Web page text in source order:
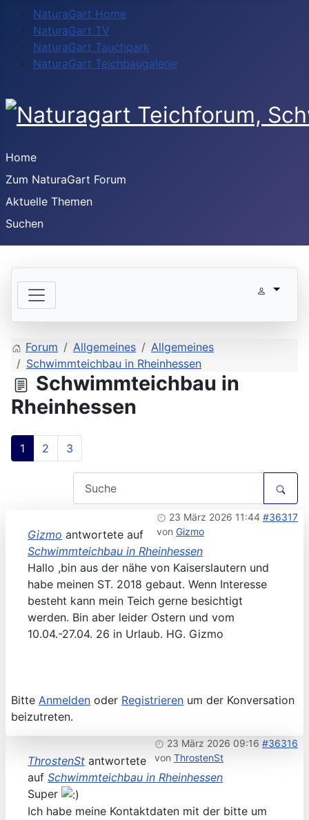
NaturaGart Home
NaturaGart TV
NaturaGart Tauchpark
NaturaGart Teichbaugalerie
Home
Zum NaturaGart Forum
Aktuelle Themen
Suchen
Forum Allgemeines
Allgemeines
Schwimmteichbau in Rheinhessen
Schwimmteichbau in
Rheinhessen
1 2 3
23 März 2026 11:44 #36317
von Gizmo
Gizmo antwortete auf
Schwimmteichbau in Rheinhessen
Hallo ,bin aus der nähe von Kaiserslautern und
habe meinen ST. 2018 gebaut. Wenn Interesse
besteht kann mein Teich gerne besichtigt
werden. Bin aber leider Ostern und vom
10.04.-27.04. 26 in Urlaub. HG. Gizmo
Bitte Anmelden oder Registrieren um der Konversation
beizutreten.
23 März 2026 09:16 #36316
von ThrostenSt
ThrostenSt antwortete
auf Schwimmteichbau in Rheinhessen
Super
Ich habe meine Kontaktdaten mit der bitte um